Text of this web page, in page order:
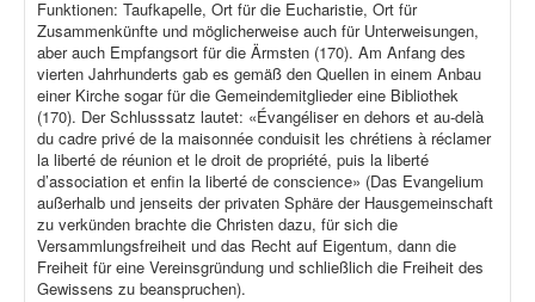
Funktionen: Taufkapelle, Ort für die Eucharistie, Ort für
Zusammenkünfte und möglicherweise auch für Unterweisungen,
aber auch Empfangsort für die Ärmsten (170). Am Anfang des
vierten Jahrhunderts gab es gemäß den Quellen in einem Anbau
einer Kirche sogar für die Gemeindemitglieder eine Bibliothek
(170). Der Schlusssatz lautet: «Évangéliser en dehors et au-delà
du cadre privé de la maisonnée conduisit les chrétiens à réclamer
la liberté de réunion et le droit de propriété, puis la liberté
d’association et enfin la liberté de conscience» (Das Evangelium
außerhalb und jenseits der privaten Sphäre der Hausgemeinschaft
zu verkünden brachte die Christen dazu, für sich die
Versammlungsfreiheit und das Recht auf Eigentum, dann die
Freiheit für eine Vereinsgründung und schließlich die Freiheit des
Gewissens zu beanspruchen).